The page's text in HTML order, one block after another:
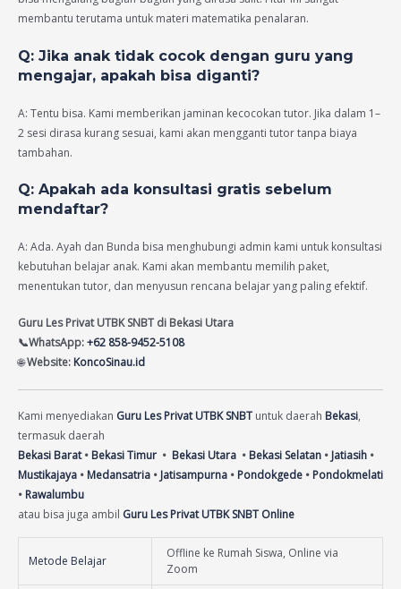
membantu terutama untuk materi matematika penalaran.
Q: Jika anak tidak cocok dengan guru yang
mengajar, apakah bisa diganti?
A: Tentu bisa. Kami memberikan jaminan kecocokan tutor. Jika dalam 1–
2 sesi dirasa kurang sesuai, kami akan mengganti tutor tanpa biaya
tambahan.
Q: Apakah ada konsultasi gratis sebelum
mendaftar?
A: Ada. Ayah dan Bunda bisa menghubungi admin kami untuk konsultasi
kebutuhan belajar anak. Kami akan membantu memilih paket,
menentukan tutor, dan menyusun rencana belajar yang paling efektif.
Guru Les Privat UTBK SNBT di Bekasi Utara
📞WhatsApp:+62 858-9452-5108
🌐Website: KoncoSinau.id
Kami menyediakan Guru Les Privat UTBK SNBT untuk daerah Bekasi,
termasuk daerah
Bekasi Barat• Bekasi Timur • Bekasi Utara • Bekasi Selatan • Jatiasih •
Mustikajaya • Medansatria • Jatisampurna • Pondokgede • Pondokmelati
• Rawalumbu
atau bisa juga ambil Guru Les Privat UTBK SNBT Online
Metode Belajar
Offline ke Rumah Siswa, Online via
Zoom